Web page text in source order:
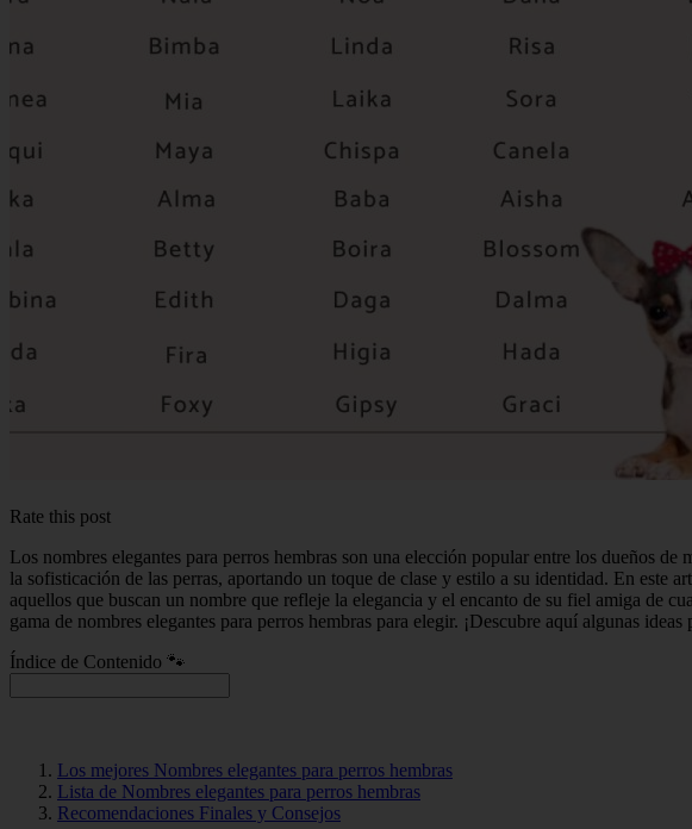
Rate this post
Los nombres elegantes para perros hembras son una elección popular entre los dueños
la sofisticación de las perras, aportando un toque de clase y estilo a su identidad. En este
aquellos que buscan un nombre que refleje la elegancia y el encanto de su fiel amiga de
gama de nombres elegantes para perros hembras para elegir. ¡Descubre aquí algunas
Índice de Contenido 🐾
Los mejores Nombres elegantes para perros hembras
Lista de Nombres elegantes para perros hembras
Recomendaciones Finales y Consejos